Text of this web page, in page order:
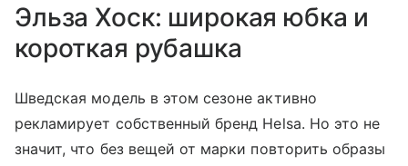
Эльза Хоск: широкая юбка и
короткая рубашка
Шведская модель в этом сезоне активно
рекламирует собственный бренд Helsa. Но это не
значит, что без вещей от марки повторить образы